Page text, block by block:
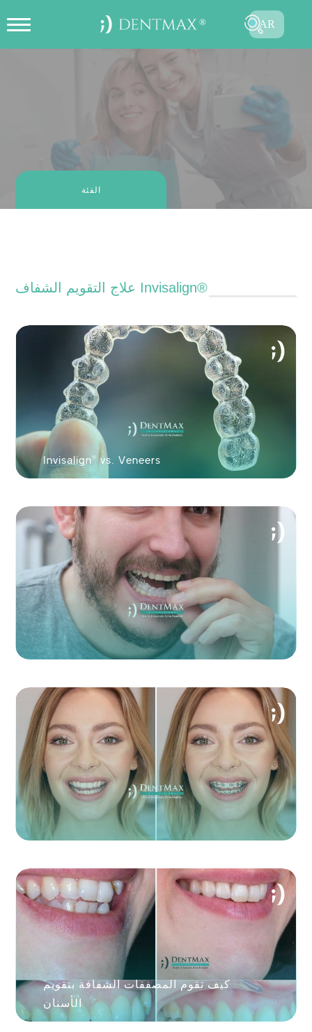
الفئة
AR
TR تحديد موعد عبر الإنترنت
شاهد ابتسامتك الجديدة خلال 60 ثانية!
علاج التقويم الشفاف Invisalign®
Invisalign® vs. Veneers
كيف تقوم المصففات الشفافة بتقويم
الأسنان